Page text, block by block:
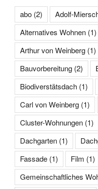
abo (2) Adolf-
Alternatives Wohnen (1)
Arthur von Weinberg (1)
Bauvorbereitung (2)
Biodiverstätsdach (1)
Carl von Weinberg (1)
Cluster-Wohnungen (1)
Dachgarten (1)
Fassade (1) Film (1)
Gemeinschaftliches